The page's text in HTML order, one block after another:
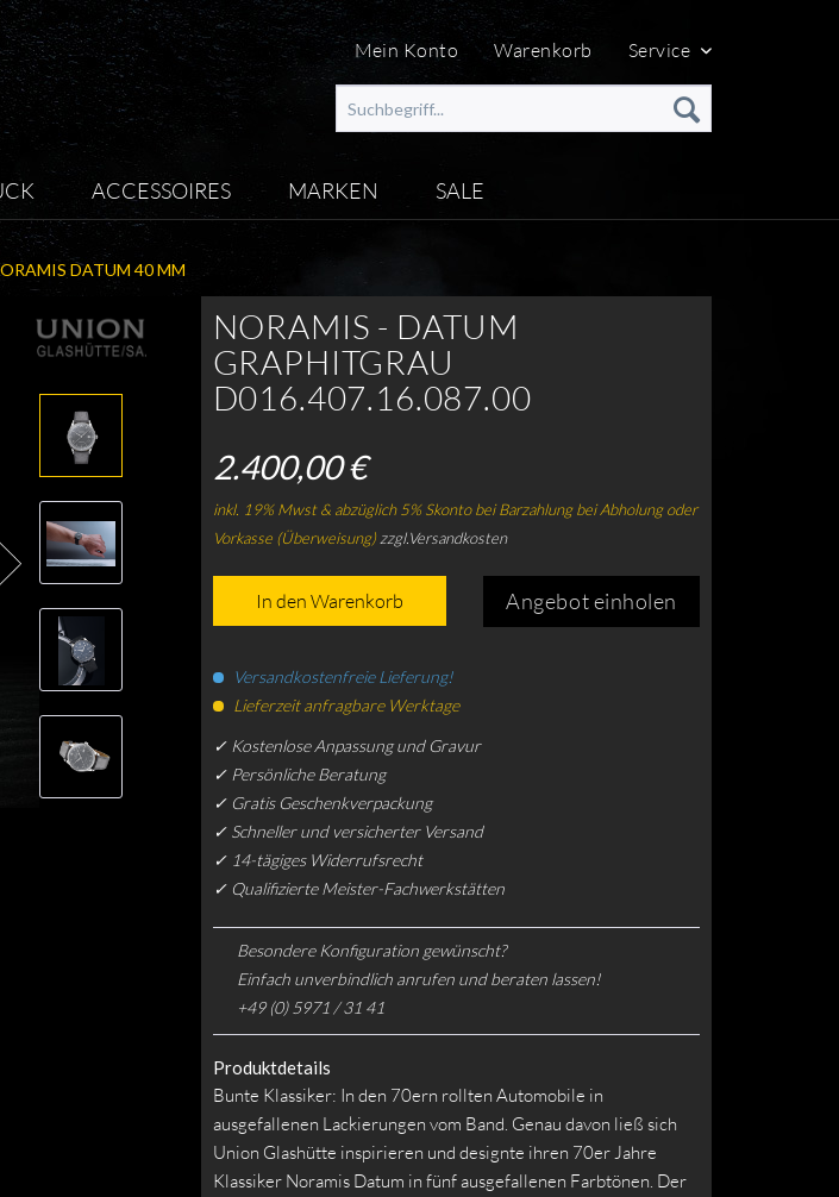
Mein Konto Warenkorb Service
ACCESSOIRES MARKEN SALE
DATUM 40 MM
NORAMIS - DATUM
GRAPHITGRAU
D016.407.16.087.00
2.400,00 €
inkl. 19% Mwst & abzüglich 5% Skonto bei Barzahlung bei Abholung oder
Vorkasse (Überweisung)zzgl.Versandkosten
Angebot einholen
In den Warenkorb
Versandkostenfreie Lieferung!
Lieferzeit anfragbare Werktage
✓ Kostenlose Anpassung und Gravur
✓ Persönliche Beratung
✓ Gratis Geschenkverpackung
✓ Schneller und versicherter Versand
✓ 14-tägiges Widerrufsrecht
✓ Qualifizierte Meister-Fachwerkstätten
Besondere Konfiguration gewünscht?
Einfach unverbindlich anrufen und beraten lassen!
+49 (0) 5971 / 31 41
Produktdetails
Bunte Klassiker: In den 70ern rollten Automobile in
ausgefallenen Lackierungen vom Band. Genau davon ließ sich
Union Glashütte inspirieren und designte ihren 70er Jahre
Klassiker Noramis Datum in fünf ausgefallenen Farbtönen. Der